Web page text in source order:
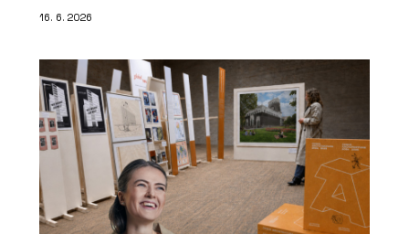
16. 6. 2026